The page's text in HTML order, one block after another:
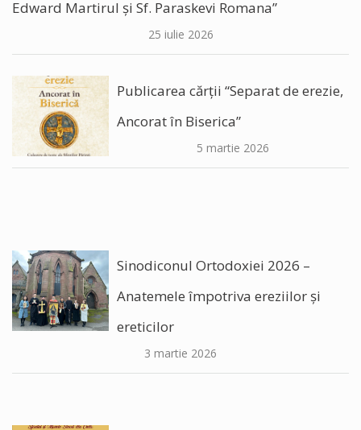
Edward Martirul și Sf. Paraskevi Romana”
25 iulie 2026
Publicarea cărții “Separat de erezie,
Ancorat în Biserica”
5 martie 2026
Sinodiconul Ortodoxiei 2026 –
Anatemele împotriva ereziilor şi
ereticilor
3 martie 2026